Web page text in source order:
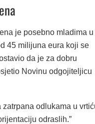
je posebno mladima u
45 milijuna eura koji se
da je za dobru
Novinu odgojiteljicu
odlukama u
odraslih.”